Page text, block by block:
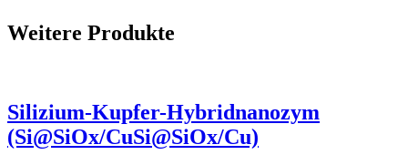
Weitere Produkte
Silizium-Kupfer-Hybridnanozym
(Si@SiOx/CuSi@SiOx​/Cu)